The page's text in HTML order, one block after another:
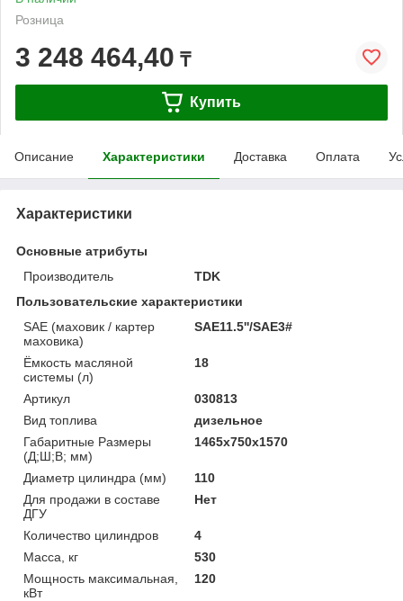
Розница
3 248 464,40 ₸
Купить
Описание Характеристики Доставка Оплата
Характеристики
Основные атрибуты
Производитель
TDK
Пользовательские характеристики
SAE (маховик / картер
маховика)
SAE11.5''/SAE3#
Ёмкость масляной
системы (л)
18
Артикул
030813
Вид топлива
дизельное
Габаритные Размеры
(Д;Ш;В; мм)
1465х750х1570
Диаметр цилиндра (мм)
110
Для продажи в составе
ДГУ
Нет
Количество цилиндров
4
Масса, кг
530
Мощность максимальная,
кВт
120